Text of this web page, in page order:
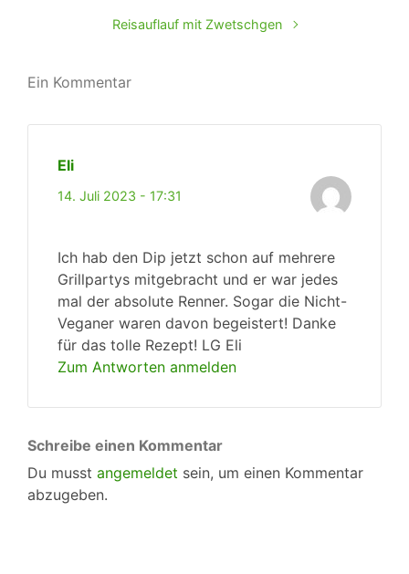
Reisauflauf mit Zwetschgen
Ein Kommentar
Eli
14. Juli 2023 - 17:31
Ich hab den Dip jetzt schon auf mehrere
Grillpartys mitgebracht und er war jedes
mal der absolute Renner. Sogar die Nicht-
Veganer waren davon begeistert! Danke
für das tolle Rezept! LG Eli
Zum Antworten anmelden
Schreibe einen Kommentar
Du musst angemeldet sein, um einen Kommentar
abzugeben.